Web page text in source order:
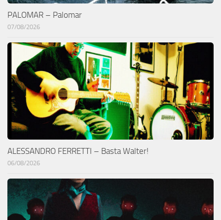
PALOMAR – Palomar
07/08/2026
ALESSANDRO FERRETTI – Basta Walter!
06/08/2026